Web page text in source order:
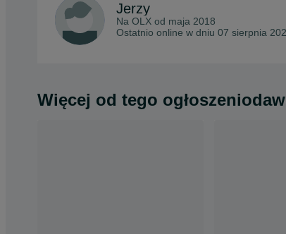
Jerzy
Na OLX od maja 2018
Ostatnio online w dniu 07 sierpnia
Więcej od tego